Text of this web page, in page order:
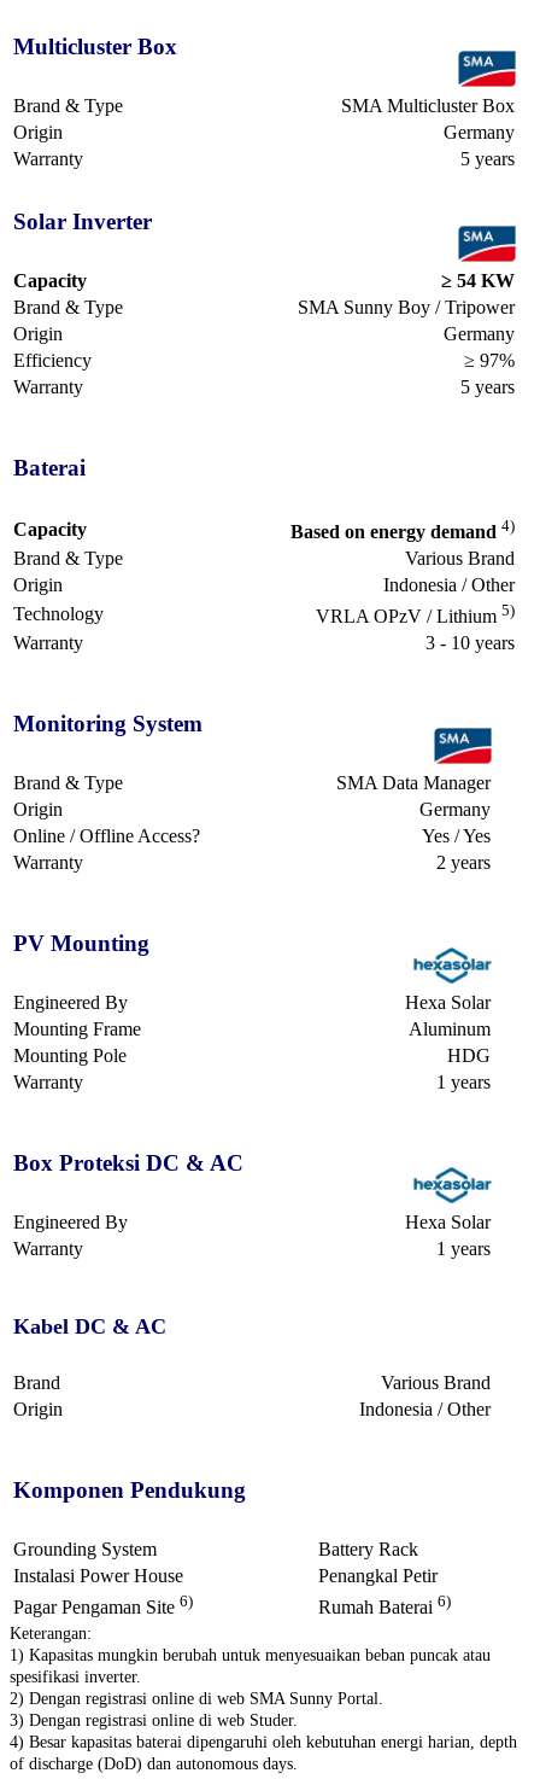
Multicluster Box
Brand & Type
SMA Multicluster Box
Origin
Germany
Warranty
5 years
Solar Inverter
Capacity
≥ 54 KW
Brand & Type
SMA Sunny Boy / Tripower
Origin
Germany
Efficiency
≥ 97%
Warranty
5 years
Baterai
Capacity Based on energy demand 4)
Brand & Type
Various Brand
Origin
Indonesia / Other
Technology
VRLA OPzV / Lithium 5)
Warranty 3 - 10 years
Monitoring System
Brand & Type
SMA Data Manager
Origin
Germany
Online / Offline Access?
Yes / Yes
Warranty
2 years
PV Mounting
Engineered By
Hexa Solar
Mounting Frame
Aluminum
Mounting Pole
HDG
Warranty
1 years
Box Proteksi DC & AC
Engineered By
Hexa Solar
Warranty
1 years
Kabel DC & AC
Brand
Various Brand
Origin
Indonesia / Other
Komponen Pendukung
Grounding System
Battery Rack
Instalasi Power House
Penangkal Petir
Pagar Pengaman Site 6) Rumah Baterai 6)
Keterangan:
1) Kapasitas mungkin berubah untuk menyesuaikan beban puncak atau
spesifikasi inverter.
2) Dengan registrasi online di web SMA Sunny Portal.
3) Dengan registrasi online di web Studer.
4) Besar kapasitas baterai dipengaruhi oleh kebutuhan energi harian, depth
of discharge (DoD) dan autonomous days.